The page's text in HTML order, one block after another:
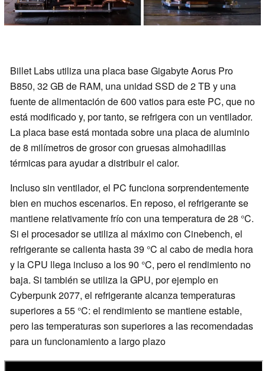
Billet Labs utiliza una placa base Gigabyte Aorus Pro
B850, 32 GB de RAM, una unidad SSD de 2 TB y una
fuente de alimentación de 600 vatios para este PC, que no
está modificado y, por tanto, se refrigera con un ventilador.
La placa base está montada sobre una placa de aluminio
de 8 milímetros de grosor con gruesas almohadillas
térmicas para ayudar a distribuir el calor.
Incluso sin ventilador, el PC funciona sorprendentemente
bien en muchos escenarios. En reposo, el refrigerante se
mantiene relativamente frío con una temperatura de 28 °C.
Si el procesador se utiliza al máximo con Cinebench, el
refrigerante se calienta hasta 39 °C al cabo de media hora
y la CPU llega incluso a los 90 °C, pero el rendimiento no
baja. Si también se utiliza la GPU, por ejemplo en
Cyberpunk 2077, el refrigerante alcanza temperaturas
superiores a 55 °C: el rendimiento se mantiene estable,
pero las temperaturas son superiores a las recomendadas
para un funcionamiento a largo plazo